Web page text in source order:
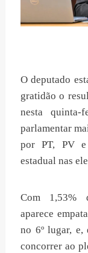
O deputado
gratidão o
nesta
parlamentar
por PT, PV e
estadual nas
Com 1,53%
aparece
no 6º lugar, e,
concorrer ao